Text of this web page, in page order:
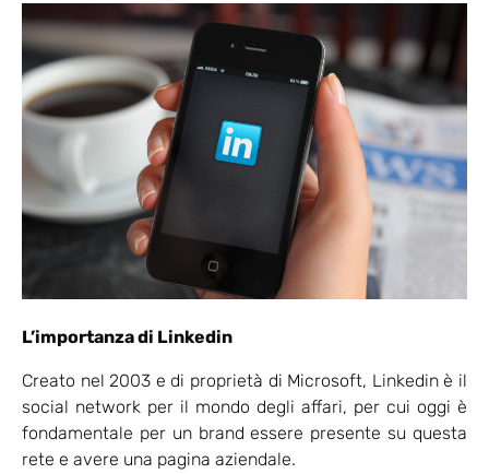
L’importanza di Linkedin
Creato nel 2003 e di proprietà di Microsoft, Linkedin è il
social network per il mondo degli affari, per cui oggi è
fondamentale per un brand essere presente su questa
rete e avere una pagina aziendale.